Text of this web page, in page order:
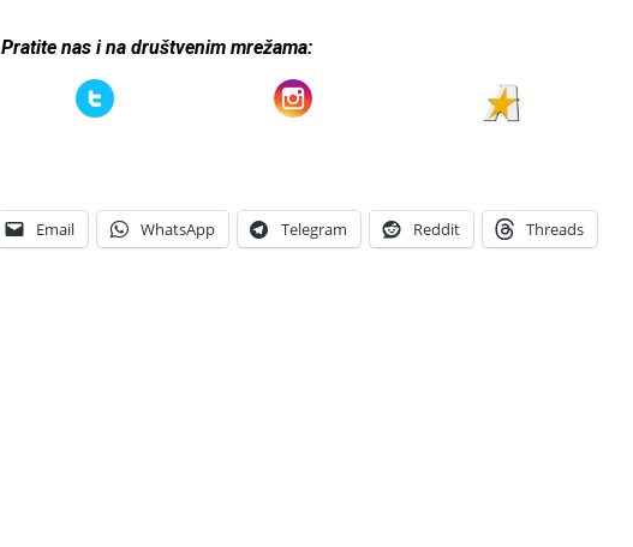
Pratite nas i na društvenim mrežama:
Email WhatsApp Telegram Reddit Threads